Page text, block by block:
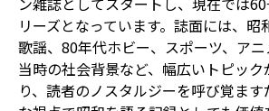
リーズとなっています。誌面には、昭
歌謡、80年代ホビー、スポーツ、ア
当時の社会背景など、幅広いトピッ
り、読者のノスタルジーを呼び覚ま